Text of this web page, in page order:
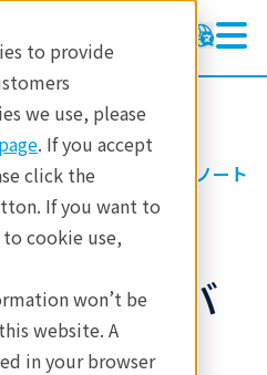
to provide
we use, please
. If you accept
click the
If you want to
cookie use,
won’t be
website. A
in your browser
アプリケーションノート
MEMSデバ